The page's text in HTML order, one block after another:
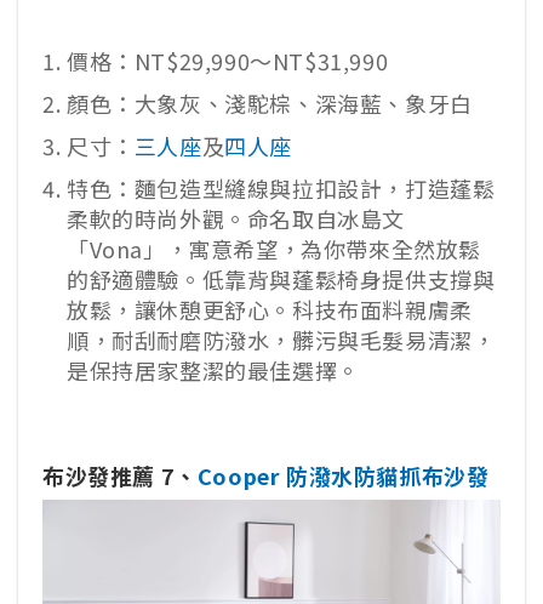
價格：NT$29,990～NT$31,990
顏色：大象灰、淺駝棕、深海藍、象牙白
尺寸： 三人座及四人座
特色：麵包造型縫線與拉扣設計，打造蓬鬆
柔軟的時尚外觀。命名取自冰島文
「Vona」，寓意希望，為你帶來全然放鬆
的舒適體驗。低靠背與蓬鬆椅身提供支撐與
放鬆，讓休憩更舒心。科技布面料親膚柔
順，耐刮耐磨防潑水，髒污與毛髮易清潔，
是保持居家整潔的最佳選擇。
布沙發推薦 7、 Cooper 防潑水防貓抓布沙發